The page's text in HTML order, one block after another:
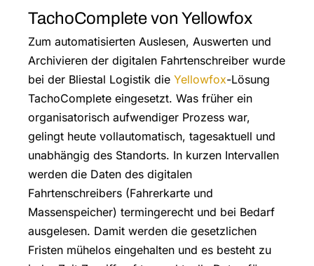
TachoComplete von Yellowfox
Zum automatisierten Auslesen, Auswerten und
Archivieren der digitalen Fahrtenschreiber wurde
bei der Bliestal Logistik die Yellowfox-Lösung
TachoComplete eingesetzt. Was früher ein
organisatorisch aufwendiger Prozess war,
gelingt heute vollautomatisch, tagesaktuell und
unabhängig des Standorts. In kurzen Intervallen
werden die Daten des digitalen
Fahrtenschreibers (Fahrerkarte und
Massenspeicher) termingerecht und bei Bedarf
ausgelesen. Damit werden die gesetzlichen
Fristen mühelos eingehalten und es besteht zu